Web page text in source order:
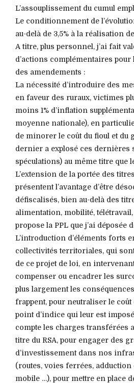
L’assouplissement du cumul
Le conditionnement de
au-delà de 3,5% à la réalisation
A titre, plus personnel, j’ai fait
d’actions complémentaires pour
des amendements :
La nécessité d’introduire des
en faveur des ruraux, victimes
moins 1% d’inflation
moyenne nationale), en
de minorer le coût du fioul et du
dernier a explosé ces dernières
spéculations) au même titre que
L’extension de la portée des
présentent l’avantage d’être
défiscalisés, bien au-delà des
alimentation, mobilité,
propose la PPL que j’ai
L’introduction d’éléments forts
collectivités territoriales, qui
de ce projet de loi, en
compenser ou encadrer les
plus largement les
frappent, pour neutraliser le coût
point d’indice qui leur est
compte les charges transférées
titre du RSA, pour engager des
d’investissement dans nos
(routes, voies ferrées, adduction
mobile …), pour mettre en place